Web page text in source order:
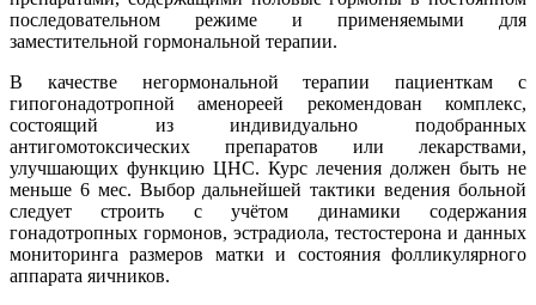
последовательном режиме и применяемыми для
заместительной гормональной терапии.
В качестве негормональной терапии пациенткам с
гипогонадотропной аменореей рекомендован комплекс,
состоящий из индивидуально подобранных
антигомотоксических препаратов или лекарствами,
улучшающих функцию ЦНС. Курс лечения должен быть не
меньше 6 мес. Выбор дальнейшей тактики ведения больной
следует строить с учётом динамики содержания
гонадотропных гормонов, эстрадиола, тестостерона и данных
мониторинга размеров матки и состояния фолликулярного
аппарата яичников.